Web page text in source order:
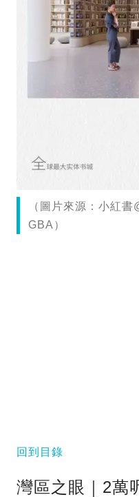
（圖片來源：小紅
GBA）
回到目錄
灣區之眼｜2萬